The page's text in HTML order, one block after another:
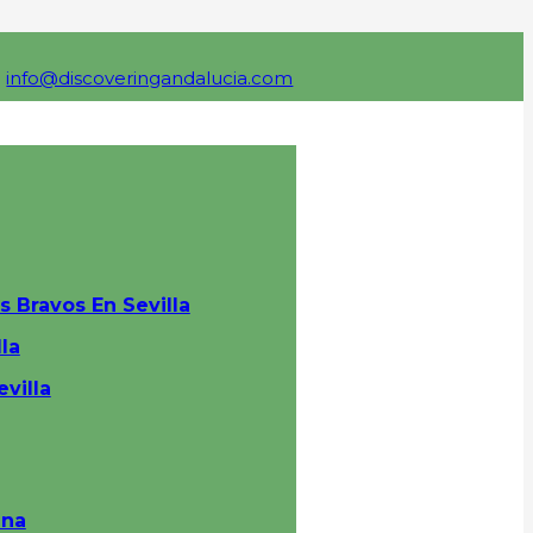
info@discoveringandalucia.com
Bravos En Sevilla